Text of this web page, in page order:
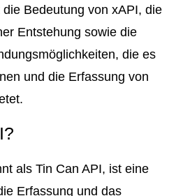
Bedeutung von xAPI, die
Entstehung sowie die
die es
und die Erfassung von
als Tin Can API, ist eine
Erfassung und das